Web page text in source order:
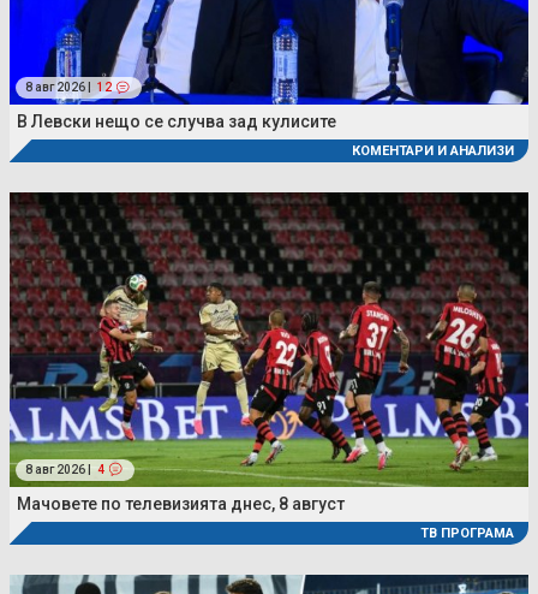
8 авг 2026 | 12
В Левски нещо се случва зад кулисите
КОМЕНТАРИ И АНАЛИЗИ
8 авг 2026 | 4
Мачовете по телевизията днес, 8 август
ТВ ПРОГРАМА